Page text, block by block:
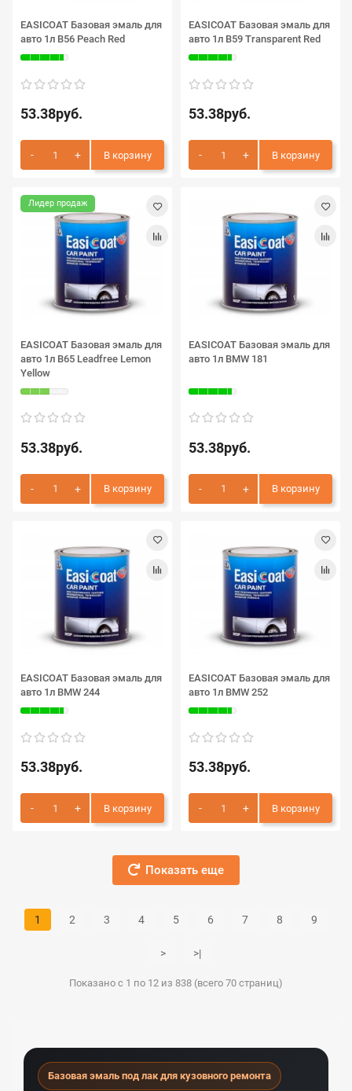
EASICOAT Базовая эмаль для
авто 1л B56 Peach Red
53.38руб.
В корзину
EASICOAT Базовая эмаль для
авто 1л B59 Transparent Red
53.38руб.
В корзину
Лидер продаж
EASICOAT Базовая эмаль для
авто 1л B65 Leadfree Lemon
Yellow
53.38руб.
В корзину
EASICOAT Базовая эмаль для
авто 1л BMW 181
53.38руб.
В корзину
EASICOAT Базовая эмаль для
авто 1л BMW 244
53.38руб.
В корзину
EASICOAT Базовая эмаль для
авто 1л BMW 252
53.38руб.
В корзину
Показать еще
1 2 3 4 5 6 7 8 9
> >|
Показано с 1 по 12 из 838 (всего 70 страниц)
Базовая эмаль под лак для кузовного ремонта